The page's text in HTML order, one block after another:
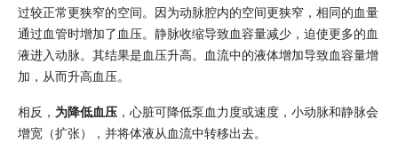
过较正常更狭窄的空间。因为动脉腔内的空间更狭窄，相同的血量
通过血管时增加了血压。静脉收缩导致血容量减少，迫使更多的血
液进入动脉。其结果是血压升高。血流中的液体增加导致血容量增
加，从而升高血压。
相反， 为降低血压 ，心脏可降低泵血力度或速度，小动脉和静脉会
增宽（扩张），并将体液从血流中转移出去。